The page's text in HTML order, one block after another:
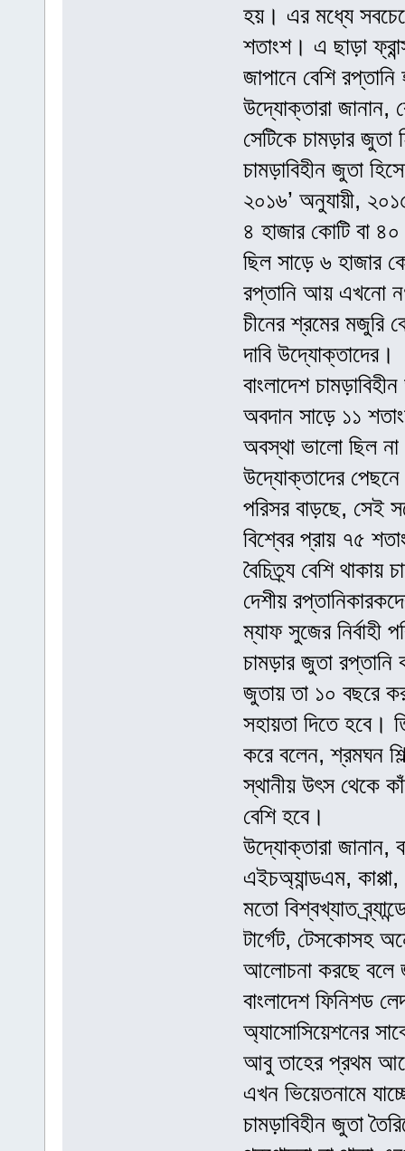
হয়। এর মধ্যে
শতাংশ। এ ছাড়া
জাপানে বেশি
উদ্যোক্তারা জানান,
সেটিকে চামড়ার
চামড়াবিহীন জুতা
২০১৬’ অনুযায়ী,
৪ হাজার কোটি বা
ছিল সাড়ে ৬ হাজার
রপ্তানি আয় এখনো
চীনের শ্রমের মজুরি
দাবি উদ্যোক্তাদের।
বাংলাদেশ
অবদান সাড়ে ১১
অবস্থা ভালো ছিল
উদ্যোক্তাদের পেছনে
পরিসর বাড়ছে, সেই
বিশ্বের প্রায় ৭৫
বৈচিত্র্য বেশি
দেশীয়
ম্যাফ সুজের
চামড়ার জুতা
জুতায় তা ১০ বছরে
সহায়তা দিতে হবে।
করে বলেন, শ্রমঘন
স্থানীয় উৎস থেকে
বেশি হবে।
উদ্যোক্তারা জানান,
এইচঅ্যান্ডএম, কাপ্পা,
মতো বিশ্বখ্যাত
টার্গেট, টেসকোসহ
আলোচনা করছে বলে
বাংলাদেশ ফিনিশড
অ্যাসোসিয়েশনের
আবু তাহের প্রথম
এখন ভিয়েতনামে
চামড়াবিহীন জুতা